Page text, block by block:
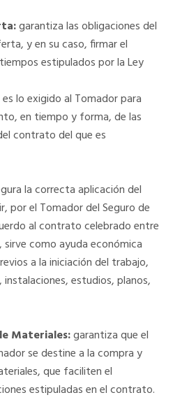
garantiza las obligaciones del
y en su caso, firmar el
estipulados por la Ley
es lo exigido al Tomador para
en tiempo y forma, de las
contrato del que es
la correcta aplicación del
por el Tomador del Seguro de
al contrato celebrado entre
como ayuda económica
a la iniciación del trabajo,
estudios, planos,
Materiales:garantiza que el
se destine a la compra y
que faciliten el
estipuladas en el contrato.